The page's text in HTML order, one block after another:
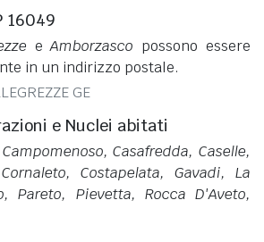
16049
eAmborzasco possono essere
in un indirizzo postale.
GE
e Nuclei abitati
Casafredda, Caselle,
Costapelata, Gavadi, La
Pareto, Pievetta, Rocca D'Aveto,